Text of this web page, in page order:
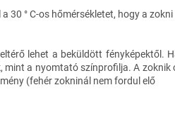
30 ° C-os hőmérsékletet, hogy a
lehet a beküldött
a nyomtató színprofilja. A
(fehér zokninál nem fordul elő